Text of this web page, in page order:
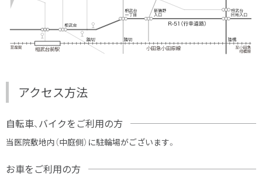
アクセス方法
自転車、バイクをご利用の方
当医院敷地内（中庭側）に駐輪場がございます。
お車をご利用の方